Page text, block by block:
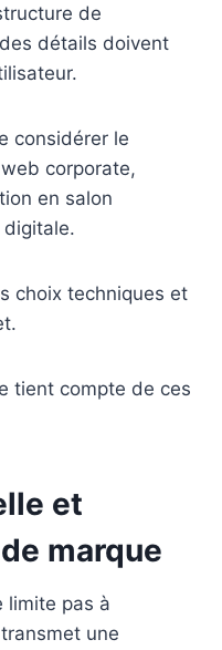
de
détails doivent
considérer le
corporate,
en salon
digitale.
choix techniques et
tient compte de ces
et
marque
limite pas à
une